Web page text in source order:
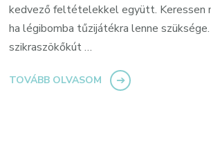
kedvező feltételekkel együtt. Keressen
ha légibomba tűzijátékra lenne
szikraszökőkút …
TOVÁBB OLVASOM